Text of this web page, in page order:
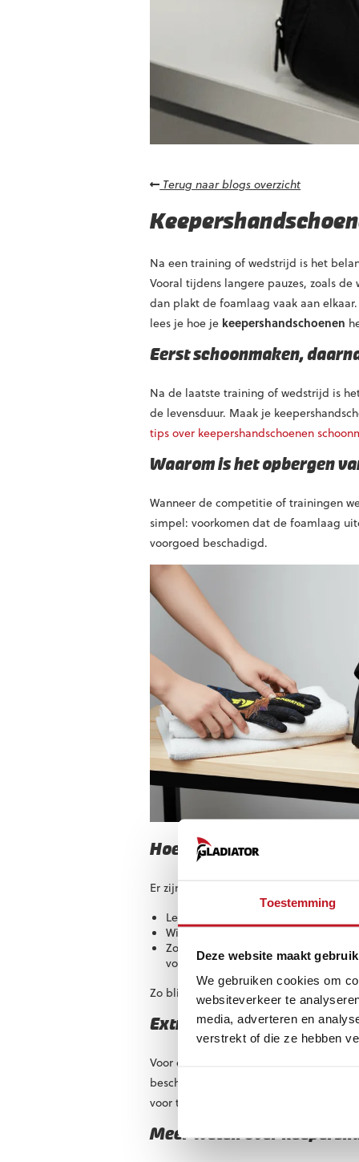
Toestemming
Deze website maakt
We gebruiken cookies om
websiteverkeer te
media, adverteren en
verstrekt of die ze hebben
Terug naar blogs overzicht
Na een training of wedstrijd is het
Vooral tijdens langere pauzes, zoals
dan plakt de foamlaag vaak aan
lees je hoe je keepershandschoenen
Eerst schoonmaken,
Na de laatste training of wedstrijd is
de levensduur. Maak je
tips over keepershandschoenen
Waarom is het opbergen
Wanneer de competitie of trainingen
simpel: voorkomen dat de foamlaag
voorgoed beschadigd.
Hoe berg je
Er zijn een aantal praktische manieren
Leg een washandje of zachte doek
Wikkel de handschoenen in een
Zorg dat de handschoenen licht
voldoende vochtig zijn.
Zo blijven je handschoenen soepel en
Extra tip: gebruik een
Voor dagelijks gebruik en korte opslag
beschermen tegen vuil en
voor transport, maar ook voor het
Meer weten over